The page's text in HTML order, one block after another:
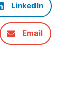
LinkedIn
Email